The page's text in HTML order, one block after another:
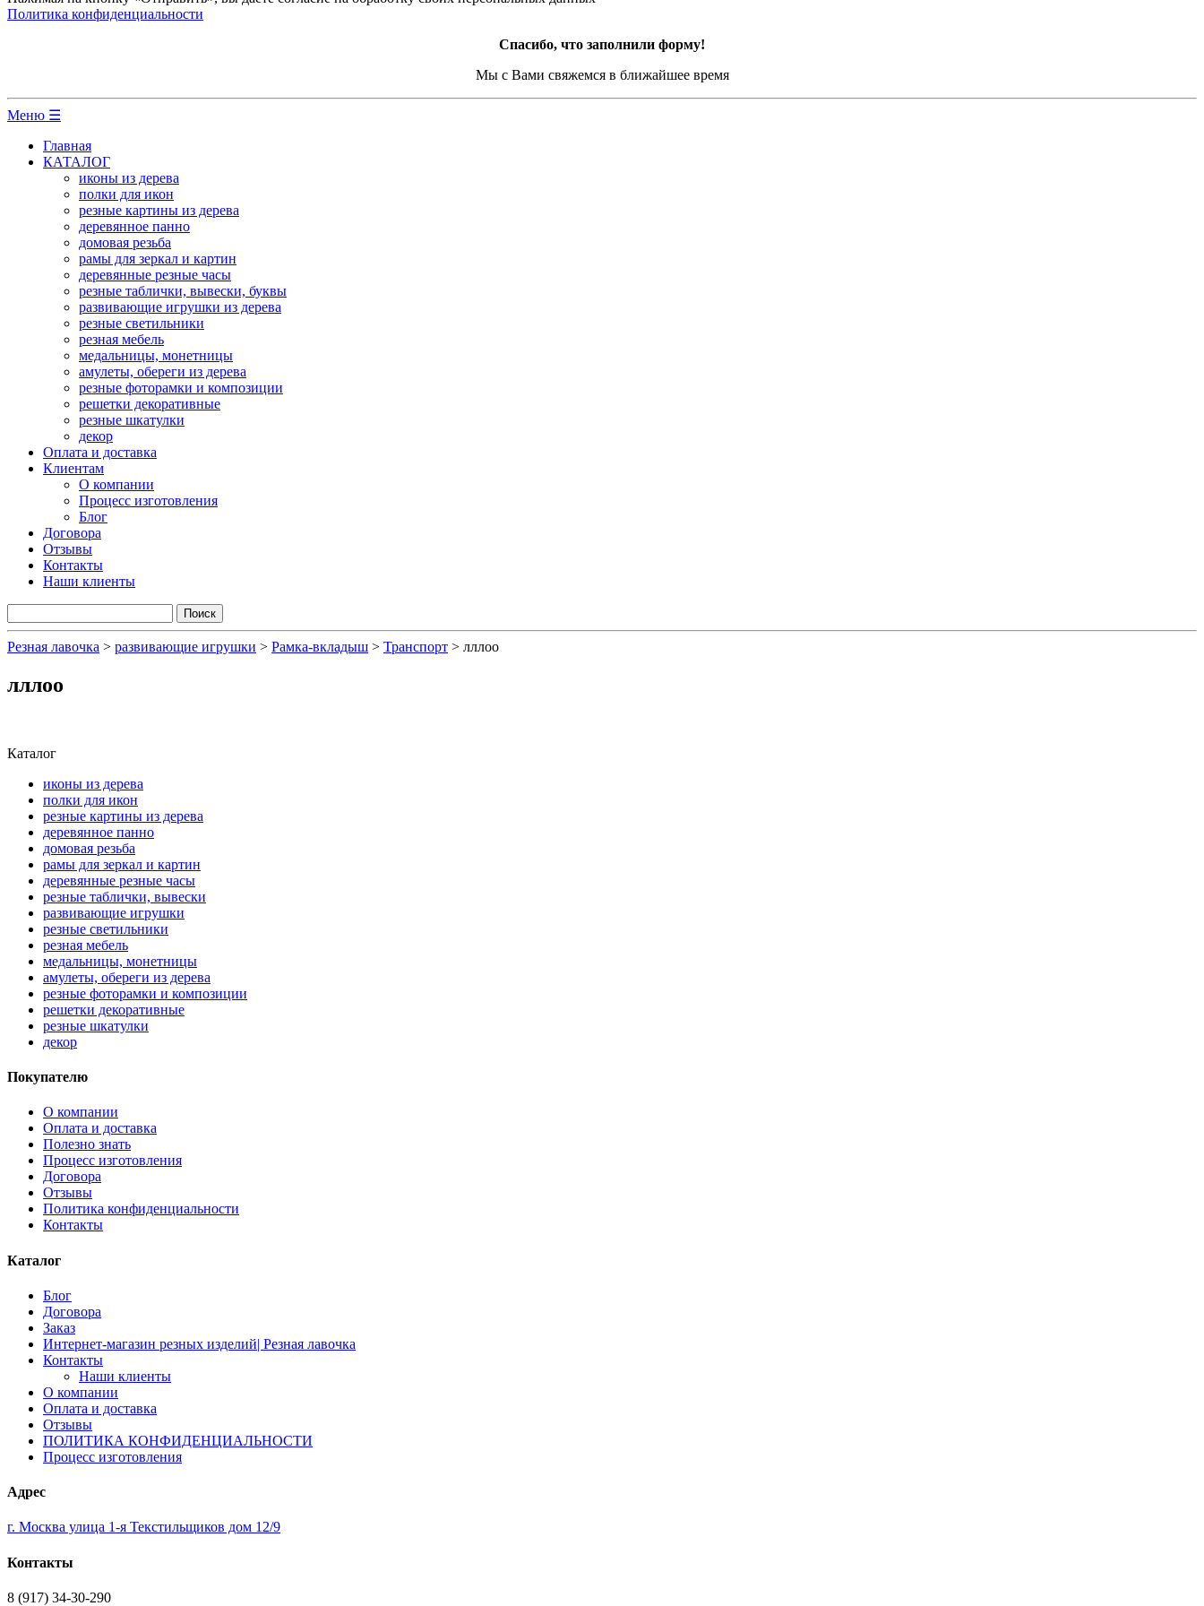
Политика конфиденциальности
Спасибо, что заполнили форму!
Мы с Вами свяжемся в ближайшее время
Меню ☰
Главная
КАТАЛОГ
иконы из дерева
полки для икон
резные картины из дерева
деревянное панно
домовая резьба
рамы для зеркал и картин
деревянные резные часы
резные таблички, вывески, буквы
развивающие игрушки из дерева
резные светильники
резная мебель
медальницы, монетницы
амулеты, обереги из дерева
резные фоторамки и композиции
решетки декоративные
резные шкатулки
декор
Оплата и доставка
Клиентам
О компании
Процесс изготовления
Блог
Договора
Отзывы
Контакты
Наши клиенты
Резная лавочка > развивающие игрушки > Рамка-вкладыш > Транспорт > лллоо
лллоо
Каталог
иконы из дерева
полки для икон
резные картины из дерева
деревянное панно
домовая резьба
рамы для зеркал и картин
деревянные резные часы
резные таблички, вывески
развивающие игрушки
резные светильники
резная мебель
медальницы, монетницы
амулеты, обереги из дерева
резные фоторамки и композиции
решетки декоративные
резные шкатулки
декор
Покупателю
О компании
Оплата и доставка
Полезно знать
Процесс изготовления
Договора
Отзывы
Политика конфиденциальности
Контакты
Каталог
Блог
Договора
Заказ
Интернет-магазин резных изделий| Резная лавочка
Контакты
Наши клиенты
О компании
Оплата и доставка
Отзывы
ПОЛИТИКА КОНФИДЕНЦИАЛЬНОСТИ
Процесс изготовления
Адрес
г. Москва улица 1-я Текстильщиков дом 12/9
Контакты
8 (917) 34-30-290